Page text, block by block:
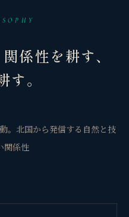
係性を耕す、
す。
。北国から発信する自然と技
関係性